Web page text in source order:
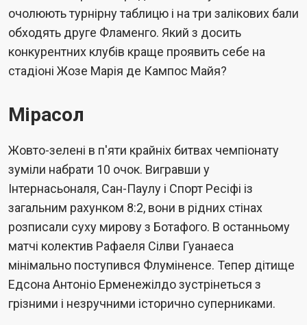
очолюють турнірну таблицю і на три залікових бали
обходять друге Фламенго. Який з досить
конкурентних клубів краще проявить себе на
стадіоні Жозе Марія де Кампос Майя?
Мірасол
Жовто-зелені в п'яти крайніх битвах чемпіонату
зуміли набрати 10 очок. Вигравши у
Інтернасьоналя, Сан-Паулу і Спорт Ресіфі із
загальним рахунком 8:2, вони в рідних стінах
розписали суху мирову з Ботафого. В останньому
матчі колектив Рафаеля Сілви Гуанаеса
мінімально поступився Флуміненсе. Тепер дітище
Едсона Антоніо Ерменежілдо зустрінеться з
грізними і незручними історично суперниками.